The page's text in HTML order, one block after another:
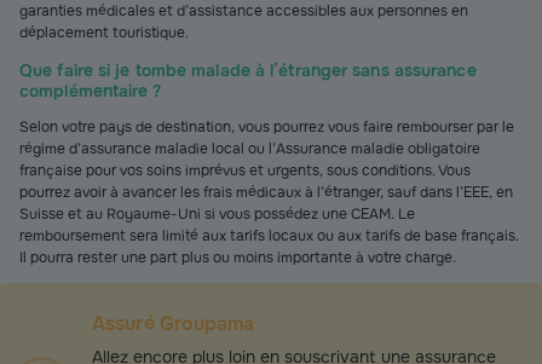
garanties médicales et d’assistance accessibles aux personnes en
déplacement touristique.
Que faire si je tombe malade à l’étranger sans assurance
complémentaire ?
Selon votre pays de destination, vous pourrez vous faire rembourser par le
régime d’assurance maladie local ou l’Assurance maladie obligatoire
française pour vos soins imprévus et urgents, sous conditions. Vous
pourrez avoir à avancer les frais médicaux à l’étranger, sauf dans l’EEE, en
Suisse et au Royaume-Uni si vous possédez une CEAM. Le
remboursement sera limité aux tarifs locaux ou aux tarifs de base français.
Il pourra rester une part plus ou moins importante à votre charge.
Assuré Groupama
Allez encore plus loin en souscrivant une assurance